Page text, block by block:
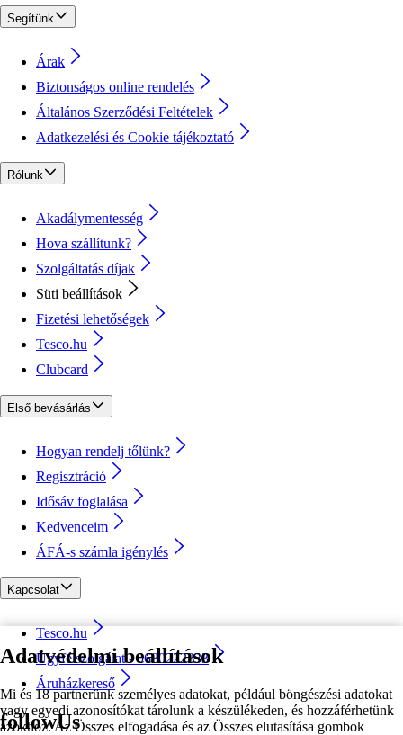
Adatvédelmi beállítások
Mi és 18 partnerünk személyes adatokat, például böngészési adatokat
vagy egyedi azonosítókat tárolunk a készülékeden, és hozzáférhetünk
azokhoz. Az Összes elfogadása és az Összes elutasítása gombok
Segítünk
Árak
Biztonságos online rendelés
Általános Szerződési Feltételek
Adatkezelési és Cookie tájékoztató
Rólunk
Akadálymentesség
Hova szállítunk?
Szolgáltatás díjak
Süti beállítások
Fizetési lehetőségek
Tesco.hu
Clubcard
Első bevásárlás
Hogyan rendelj tőlünk?
Regisztráció
Idősáv foglalása
Kedvenceim
ÁFÁ-s számla igénylés
Kapcsolat
Tesco.hu
Ügyfélszolgálat - 0680222333
Áruházkereső
followUs